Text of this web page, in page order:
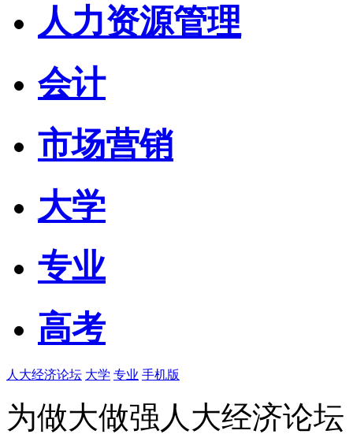
人力资源管理
会计
市场营销
大学
专业
高考
人大经济论坛 大学 专业 手机版
为做大做强人大经济论